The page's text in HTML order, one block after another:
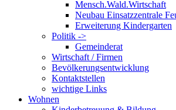
Mensch.Wald.Wirtschaft
Neubau Einsatzzentrale
Erweiterung Kindergarten
Politik ->
Gemeinderat
Wirtschaft / Firmen
Bevölkerungsentwicklung
Kontaktstellen
wichtige Links
Wohnen